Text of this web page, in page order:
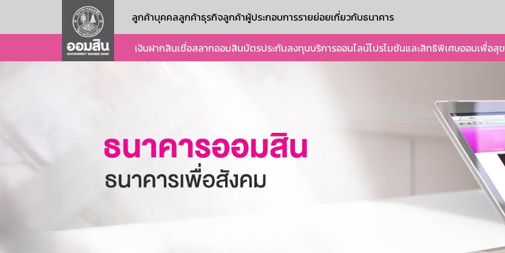
ลูกค้าบุคคลลูกค้าธุรกิจลูกค้าผู้ประกอบการรายย่อยเกี่ยวกับธนาคาร
เงินฝากสินเชื่อสลากออมสินบัตรประกันลงทุนบริการออนไลน์โปรโมชันและสิทธิพิเศษออมเพื่อสุข